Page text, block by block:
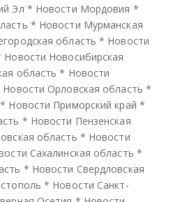
Эл * Новости Мордовия *
* Новости Мурманская
область * Новости
Новости Новосибирская
область * Новости
Новости Орловская область *
* Новости Приморский край *
* Новости Пензенская
область * Новости
Сахалинская область *
* Новости Свердловская
* Новости Санкт-